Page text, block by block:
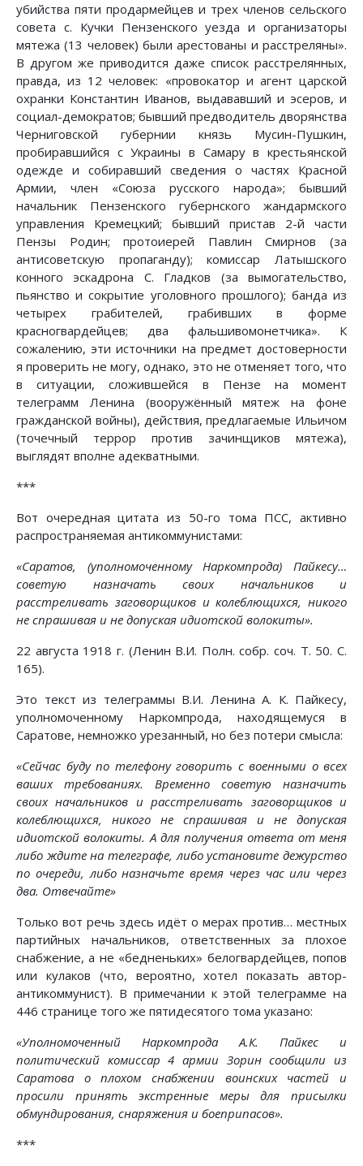
убийства пяти продармейцев и трех членов сельского
совета с. Кучки Пензенского уезда и организаторы
мятежа (13 человек) были арестованы и расстреляны».
В другом же приводится даже список расстрелянных,
правда, из 12 человек: «провокатор и агент царской
охранки Константин Иванов, выдававший и эсеров, и
социал-демократов; бывший предводитель дворянства
Черниговской губернии князь Мусин-Пушкин,
пробиравшийся с Украины в Самару в крестьянской
одежде и собиравший сведения о частях Красной
Армии, член «Союза русского народа»; бывший
начальник Пензенского губернского жандармского
управления Кремецкий; бывший пристав 2-й части
Пензы Родин; протоиерей Павлин Смирнов (за
антисоветскую пропаганду); комиссар Латышского
конного эскадрона С. Гладков (за вымогательство,
пьянство и сокрытие уголовного прошлого); банда из
четырех грабителей, грабивших в форме
красногвардейцев; два фальшивомонетчика». К
сожалению, эти источники на предмет достоверности
я проверить не могу, однако, это не отменяет того, что
в ситуации, сложившейся в Пензе на момент
телеграмм Ленина (вооружённый мятеж на фоне
гражданской войны), действия, предлагаемые Ильичом
(точечный террор против зачинщиков мятежа),
выглядят вполне адекватными.
***
Вот очередная цитата из 50-го тома ПСС, активно
распространяемая антикоммунистами:
«Саратов, (уполномоченному Наркомпрода) Пайкесу…
советую назначать своих начальников и
расстреливать заговорщиков и колеблющихся, никого
не спрашивая и не допуская идиотской волокиты».
22 августа 1918 г. (Ленин В.И. Полн. собр. соч. Т. 50. С.
165).
Это текст из телеграммы В.И. Ленина А. К. Пайкесу,
уполномоченному Наркомпрода, находящемуся в
Саратове, немножко урезанный, но без потери смысла:
«Сейчас буду по телефону говорить с военными о всех
ваших требованиях. Временно советую назначить
своих начальников и расстреливать заговорщиков и
колеблющихся, никого не спрашивая и не допуская
идиотской волокиты. А для получения ответа от меня
либо ждите на телеграфе, либо установите дежурство
по очереди, либо назначьте время через час или через
два. Отвечайте»
Только вот речь здесь идёт о мерах против… местных
партийных начальников, ответственных за плохое
снабжение, а не «бедненьких» белогвардейцев, попов
или кулаков (что, вероятно, хотел показать автор-
антикоммунист). В примечании к этой телеграмме на
446 странице того же пятидесятого тома указано:
«Уполномоченный Наркомпрода А.К. Пайкес и
политический комиссар 4 армии Зорин сообщили из
Саратова о плохом снабжении воинских частей и
просили принять экстренные меры для присылки
обмундирования, снаряжения и боеприпасов».
***